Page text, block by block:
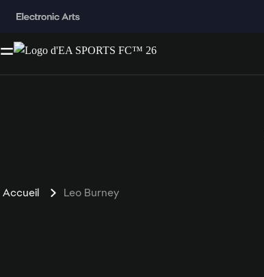
Accueil Leo Burney